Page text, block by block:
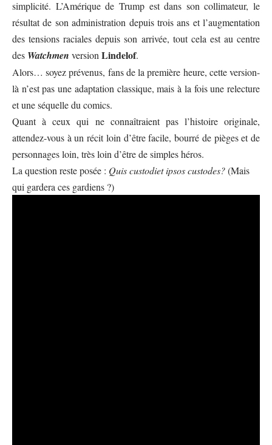
simplicité. L’Amérique de Trump est dans son collimateur, le
résultat de son administration depuis trois ans et l’augmentation
des tensions raciales depuis son arrivée, tout cela est au centre
des Watchmen versionLindelof.
Alors… soyez prévenus, fans de la première heure, cette version-
là n’est pas une adaptation classique, mais à la fois une relecture
et une séquelle du comics.
Quant à ceux qui ne connaîtraient pas l’histoire originale,
attendez-vous à un récit loin d’être facile, bourré de pièges et de
personnages loin, très loin d’être de simples héros.
La question reste posée : Quis custodiet ipsos custodes?(Mais
qui gardera ces gardiens ?)